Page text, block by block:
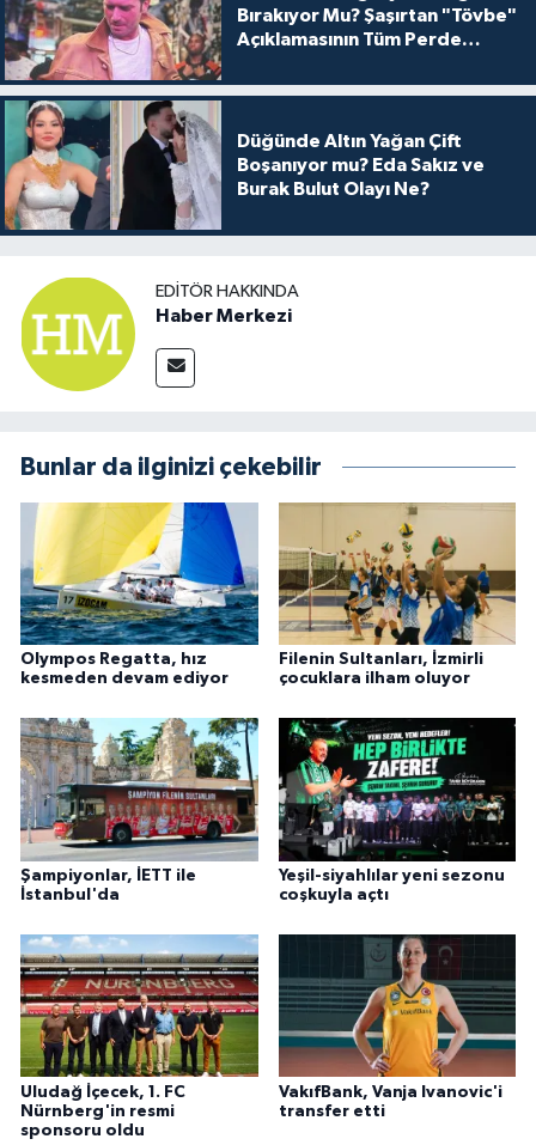
Bırakıyor Mu? Şaşırtan "Tövbe"
Açıklamasının Tüm Perde
Düğünde Altın Yağan Çift
Boşanıyor mu? Eda Sakız ve
Burak Bulut Olayı Ne?
EDITÖR HAKKINDA
Haber Merkezi
Bunlar da ilginizi çekebilir
Olympos Regatta, hız
kesmeden devam ediyor
Filenin Sultanları, İzmirli
çocuklara ilham oluyor
Şampiyonlar, İETT ile
İstanbul'da
Yeşil-siyahlılar yeni sezonu
coşkuyla açtı
Uludağ İçecek, 1. FC
Nürnberg'in resmi
sponsoru oldu
VakıfBank, Vanja Ivanovic'i
transfer etti